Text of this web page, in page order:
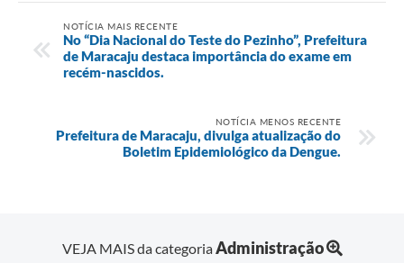
NOTÍCIA MAIS RECENTE
No “Dia Nacional do Teste do Pezinho”, Prefeitura
de Maracaju destaca importância do exame em
recém-nascidos.
NOTÍCIA MENOS RECENTE
Prefeitura de Maracaju, divulga atualização do
Boletim Epidemiológico da Dengue.
VEJA MAIS da categoriaAdministração